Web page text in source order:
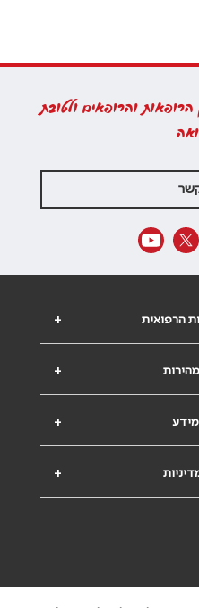
הרופאות והרופאים ולטובת
+ הרפואית
+
+ מידע
+